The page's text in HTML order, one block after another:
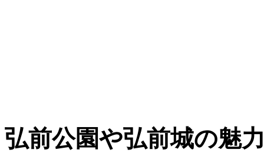
弘前公園や弘前城の魅